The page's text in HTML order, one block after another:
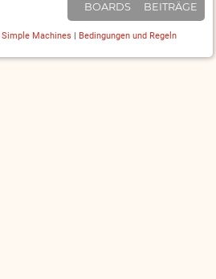
BOARDS BEITRÄGE
Simple Machines Bedingungen und Regeln